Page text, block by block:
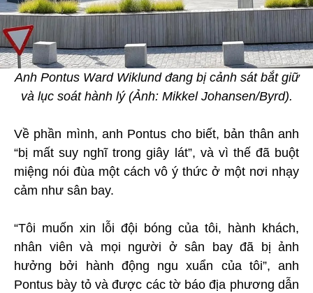
Anh Pontus Ward Wiklund đang bị cảnh sát bắt giữ
và lục soát hành lý (Ảnh: Mikkel Johansen/Byrd).
Về phần mình, anh Pontus cho biết, bản thân anh
“bị mất suy nghĩ trong giây lát”, và vì thế đã buột
miệng nói đùa một cách vô ý thức ở một nơi nhạy
cảm như sân bay.
“Tôi muốn xin lỗi đội bóng của tôi, hành khách,
nhân viên và mọi người ở sân bay đã bị ảnh
hưởng bởi hành động ngu xuẩn của tôi”, anh
Pontus bày tỏ và được các tờ báo địa phương dẫn